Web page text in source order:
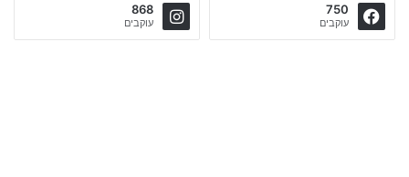
750
עוקבים
868
עוקבים